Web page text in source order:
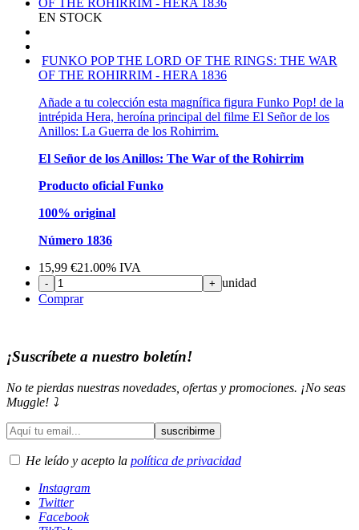
EN STOCK
FUNKO POP THE LORD OF THE RINGS: THE WAR
OF THE ROHIRRIM - HERA 1836
Añade a tu colección esta magnífica figura Funko Pop! de la
intrépida Hera, heroína principal del filme El Señor de los
Anillos: La Guerra de los Rohirrim.
El Señor de los Anillos: The War of the Rohirrim
Producto oficial Funko
100% original
Número 1836
15,99 €21.00% IVA
- + unidad
Comprar
¡Suscríbete a nuestro boletín!
No te pierdas nuestras novedades, ofertas y promociones. ¡No seas
Muggle! ⤵️
He leído y acepto la política de privacidad
Instagram
Twitter
Facebook